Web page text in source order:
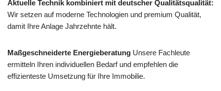
Aktuelle Technik kombiniert mit deutscher Qualitätsqualität:
Wir setzen auf moderne Technologien und premium Qualität,
damit Ihre Anlage Jahrzehnte hält.
Maßgeschneiderte Energieberatung Unsere Fachleute
ermitteln Ihren individuellen Bedarf und empfehlen die
effizienteste Umsetzung für Ihre Immobilie.